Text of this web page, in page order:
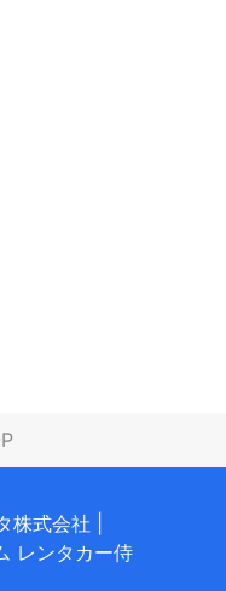
株式会社
レンタカー侍